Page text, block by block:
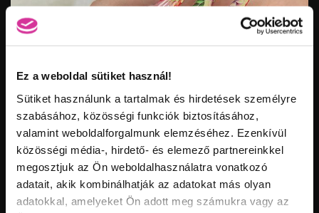
Ez a weboldal sütiket használ!
Sütiket használunk a tartalmak és hirdetések személyre
szabásához, közösségi funkciók biztosításához,
valamint weboldalforgalmunk elemzéséhez. Ezenkívül
közösségi média-, hirdető- és elemező partnereinkkel
megosztjuk az Ön weboldalhasználatra vonatkozó
adatait, akik kombinálhatják az adatokat más olyan
adatokkal, amelyeket Ön adott meg számukra vagy az
Hossz:
Nézettség:
Értékelés:
Feltöltve:
KÖRÖMDÍSZÍTÉS EGY MOZDULAT VIRÁGOKKAL